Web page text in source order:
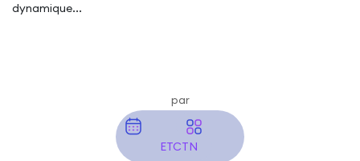
dynamique...
par
ETCTN